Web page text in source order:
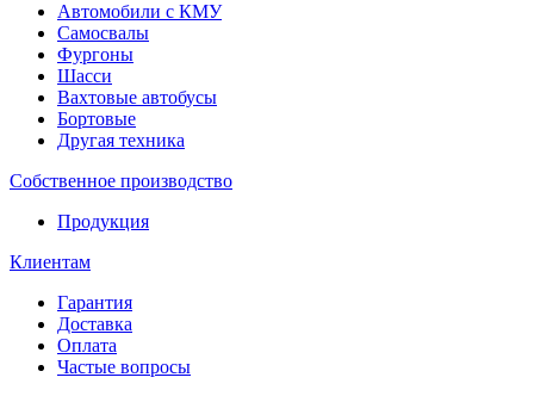
Автомобили с КМУ
Самосвалы
Фургоны
Шасси
Вахтовые автобусы
Бортовые
Другая техника
Собственное производство
Продукция
Клиентам
Гарантия
Доставка
Оплата
Частые вопросы